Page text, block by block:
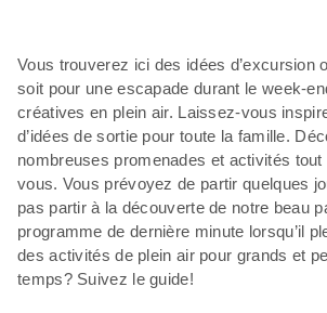
Vous trouverez ici des idées d’excursion
soit pour une escapade durant le week-
créatives en plein air. Laissez-vous
d’idées de sortie pour toute la famille.
nombreuses promenades et activités tout
vous. Vous prévoyez de partir quelques
pas partir à la découverte de notre beau
programme de dernière minute lorsqu’il
des activités de plein air pour grands et
temps? Suivez le guide!